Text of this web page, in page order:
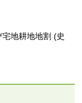
地耕地地割 (史